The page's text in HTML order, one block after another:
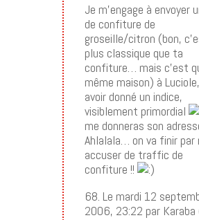
Je m’engage à envoyer
de confiture de
groseille/citron (bon,
plus classique que ta
confiture… mais c’est
même maison) à
avoir donné un indice,
visiblement primordial
me donneras son
Ahlalala… on va finir par
accuser de traffic de
confiture !!
68. Le mardi 12
2006, 23:22 par Karaba